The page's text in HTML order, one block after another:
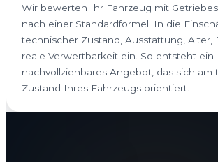
Wir bewerten Ihr Fahrzeug mit
nach einer Standardformel. In die
technischer Zustand, Ausstattung, Alter,
reale Verwertbarkeit ein. So entsteht ein
nachvollziehbares Angebot, das sich am
Zustand Ihres Fahrzeugs orientiert.